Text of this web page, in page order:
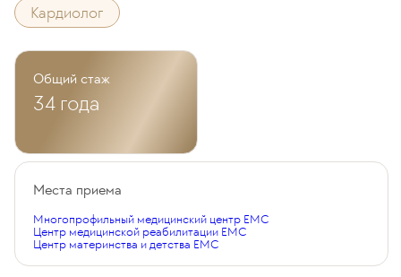
Кардиолог
Общий стаж
34 года
Места приема
Многопрофильный медицинский центр EMC
Центр медицинской реабилитации EMC
Центр материнства и детства EMC